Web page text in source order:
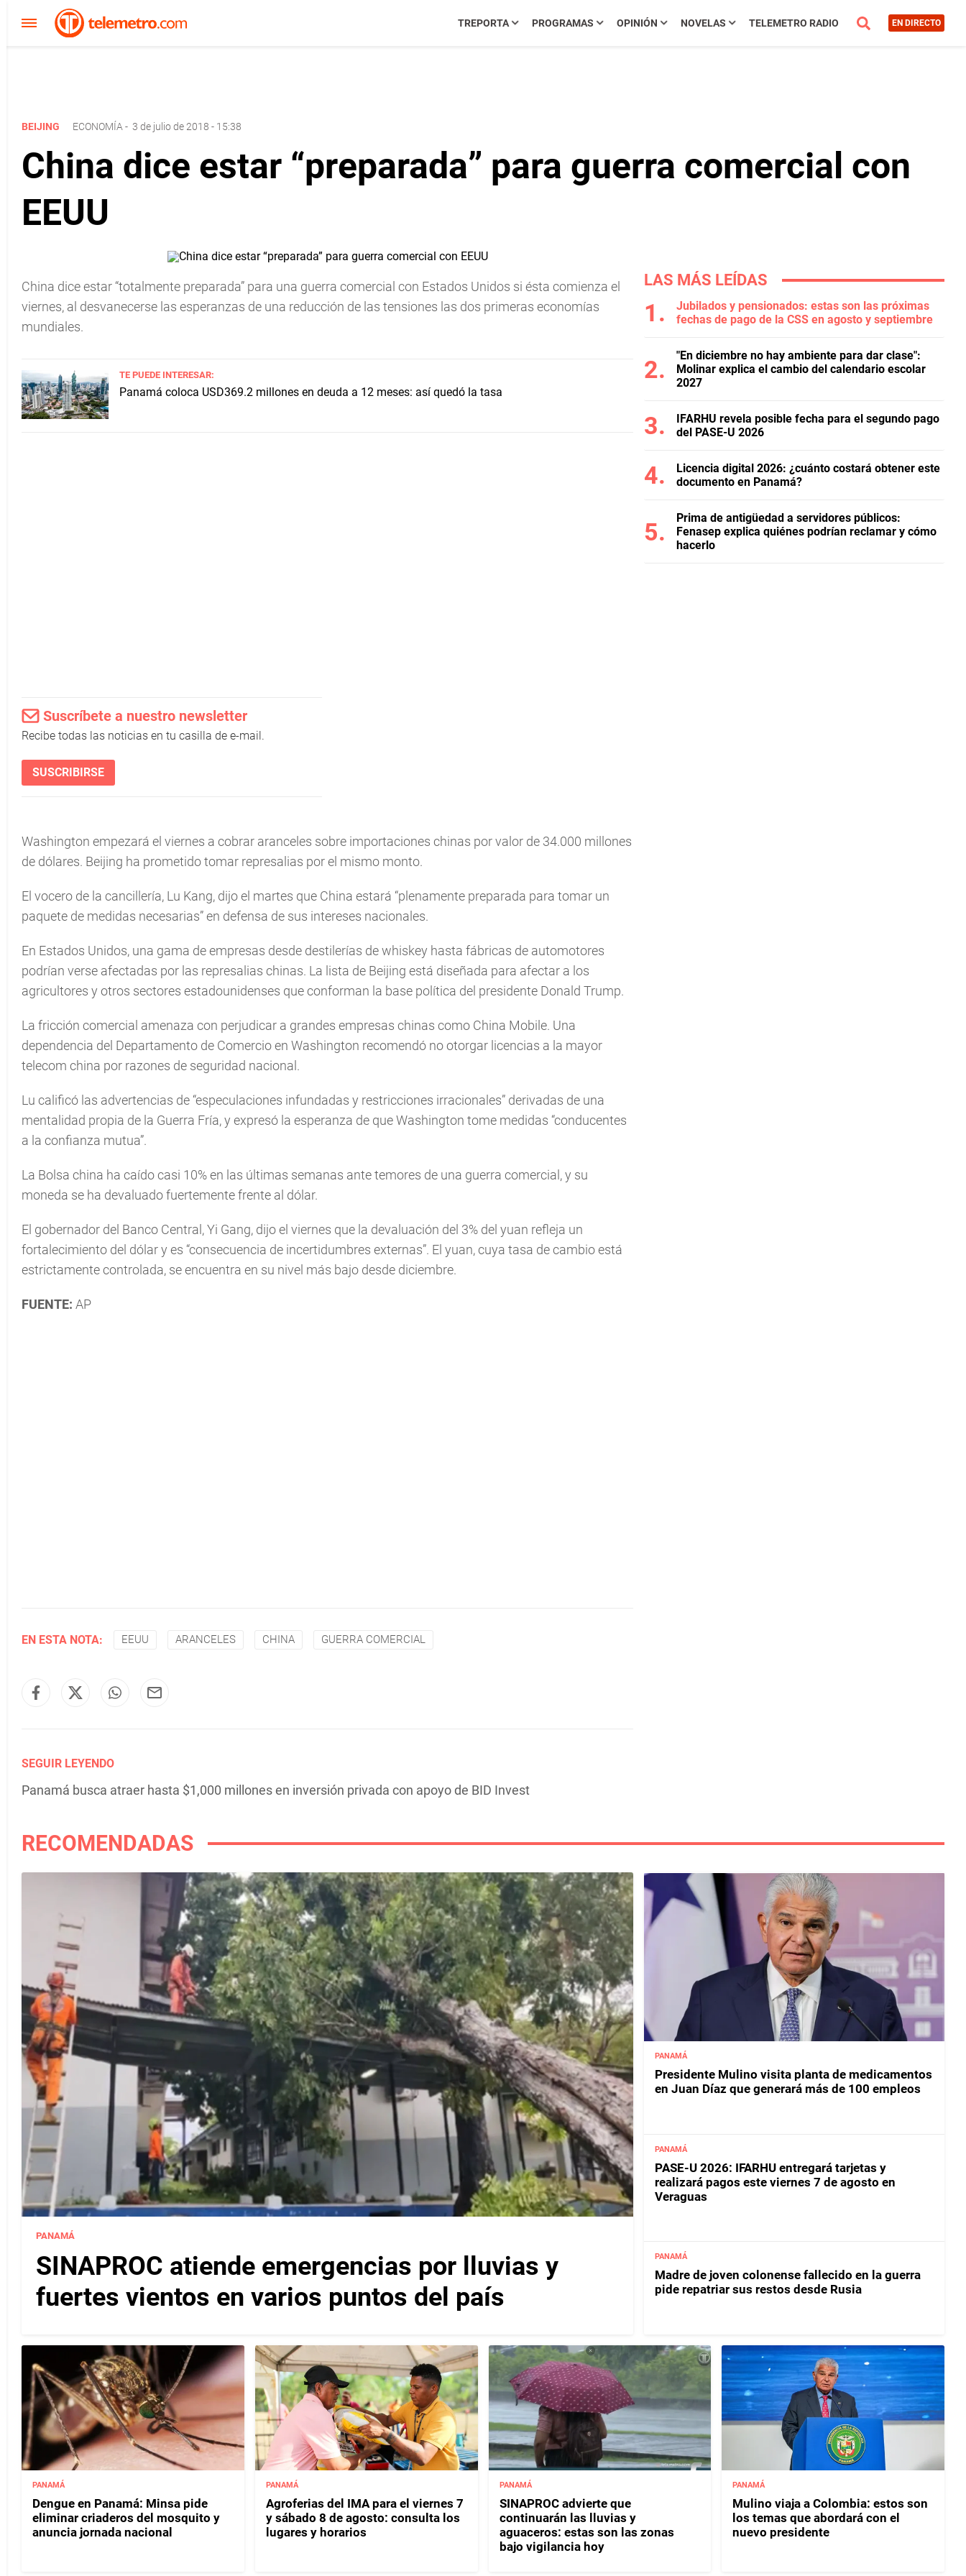
TREPORTA PROGRAMAS OPINIÓN NOVELAS TELEMETRO RADIO EN DIRECTO
BEIJING ECONOMÍA - 3 de julio de 2018 - 15:38
China dice estar “preparada” para guerra comercial con
EEUU
China dice estar “totalmente preparada” para una guerra comercial con Estados Unidos si ésta comienza el
viernes, al desvanecerse las esperanzas de una reducción de las tensiones las dos primeras economías
mundiales.
TE PUEDE INTERESAR:
Panamá coloca USD369.2 millones en deuda a 12 meses: así quedó la tasa
Suscríbete a nuestro newsletter
Recibe todas las noticias en tu casilla de e-mail.
SUSCRIBIRSE
Washington empezará el viernes a cobrar aranceles sobre importaciones chinas por valor de 34.000 millones
de dólares. Beijing ha prometido tomar represalias por el mismo monto.
El vocero de la cancillería, Lu Kang, dijo el martes que China estará “plenamente preparada para tomar un
paquete de medidas necesarias” en defensa de sus intereses nacionales.
En Estados Unidos, una gama de empresas desde destilerías de whiskey hasta fábricas de automotores
podrían verse afectadas por las represalias chinas. La lista de Beijing está diseñada para afectar a los
agricultores y otros sectores estadounidenses que conforman la base política del presidente Donald Trump.
La fricción comercial amenaza con perjudicar a grandes empresas chinas como China Mobile. Una
dependencia del Departamento de Comercio en Washington recomendó no otorgar licencias a la mayor
telecom china por razones de seguridad nacional.
Lu calificó las advertencias de “especulaciones infundadas y restricciones irracionales” derivadas de una
mentalidad propia de la Guerra Fría, y expresó la esperanza de que Washington tome medidas “conducentes
a la confianza mutua”.
La Bolsa china ha caído casi 10% en las últimas semanas ante temores de una guerra comercial, y su
moneda se ha devaluado fuertemente frente al dólar.
El gobernador del Banco Central, Yi Gang, dijo el viernes que la devaluación del 3% del yuan refleja un
fortalecimiento del dólar y es “consecuencia de incertidumbres externas”. El yuan, cuya tasa de cambio está
estrictamente controlada, se encuentra en su nivel más bajo desde diciembre.
FUENTE: AP
EN ESTA NOTA: EEUU ARANCELES CHINA GUERRA COMERCIAL
SEGUIR LEYENDO
Panamá busca atraer hasta $1,000 millones en inversión privada con apoyo de BID Invest
LAS MÁS LEÍDAS
Jubilados y pensionados: estas son las próximas
fechas de pago de la CSS en agosto y septiembre
"En diciembre no hay ambiente para dar clase":
Molinar explica el cambio del calendario escolar
2027
IFARHU revela posible fecha para el segundo pago
del PASE-U 2026
Licencia digital 2026: ¿cuánto costará obtener este
documento en Panamá?
Prima de antigüedad a servidores públicos:
Fenasep explica quiénes podrían reclamar y cómo
hacerlo
RECOMENDADAS
PANAMÁ
SINAPROC atiende emergencias por lluvias y
fuertes vientos en varios puntos del país
PANAMÁ
Presidente Mulino visita planta de medicamentos
en Juan Díaz que generará más de 100 empleos
PANAMÁ
PASE-U 2026: IFARHU entregará tarjetas y
realizará pagos este viernes 7 de agosto en
Veraguas
PANAMÁ
Madre de joven colonense fallecido en la guerra
pide repatriar sus restos desde Rusia
PANAMÁ
Dengue en Panamá: Minsa pide
eliminar criaderos del mosquito y
anuncia jornada nacional
PANAMÁ
Agroferias del IMA para el viernes 7
y sábado 8 de agosto: consulta los
lugares y horarios
PANAMÁ
SINAPROC advierte que
continuarán las lluvias y
aguaceros: estas son las zonas
bajo vigilancia hoy
PANAMÁ
Mulino viaja a Colombia: estos son
los temas que abordará con el
nuevo presidente